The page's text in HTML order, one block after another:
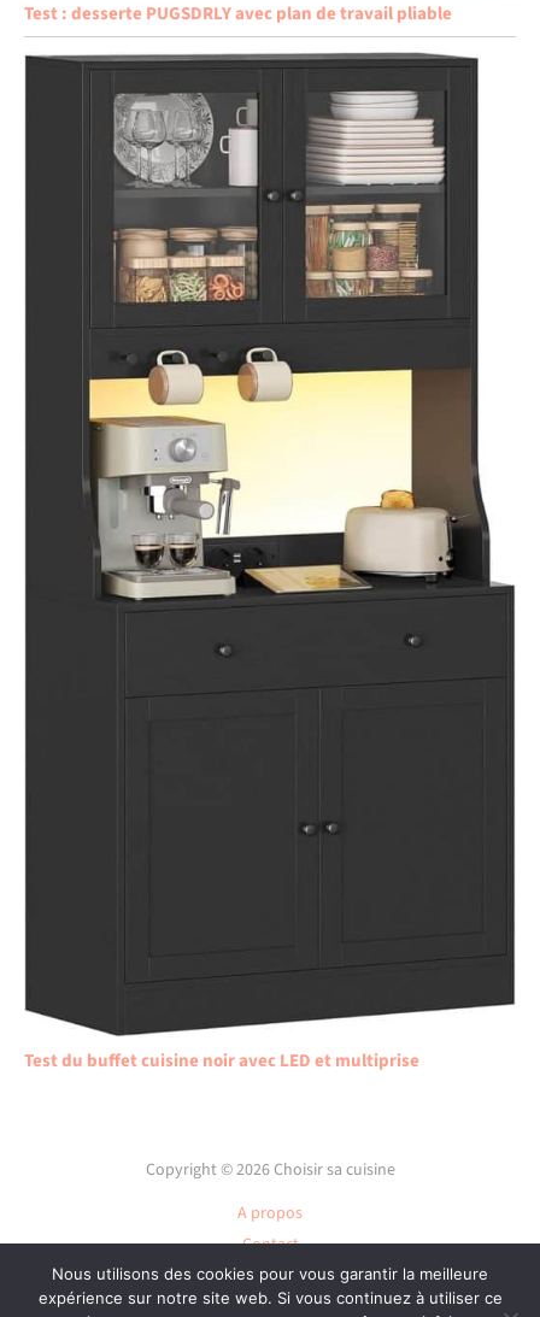
Test : desserte PUGSDRLY avec plan de travail pliable
Test du buffet cuisine noir avec LED et multiprise
Copyright © 2026 Choisir sa cuisine
A propos
Contact
Plan du site
Mentions légales
Nous utilisons des cookies pour vous garantir la meilleure
expérience sur notre site web. Si vous continuez à utiliser ce